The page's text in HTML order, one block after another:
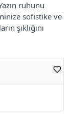
ruhunu
sofistike ve
şıklığını